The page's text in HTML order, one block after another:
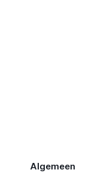
Algemeen